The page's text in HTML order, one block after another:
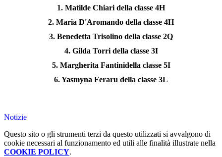
1. Matilde Chiari della classe 4H
2. Maria D'Aromando della classe 4H
3. Benedetta Trisolino della classe 2Q
4. Gilda Torri della classe 3I
5. Margherita Fantinidella classe 5I
6. Yasmyna Feraru della classe 3L
Notizie
Questo sito o gli strumenti terzi da questo utilizzati si avvalgono di
cookie necessari al funzionamento ed utili alle finalità illustrate nella
COOKIE POLICY.